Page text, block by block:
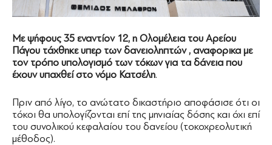
Με ψήφους 35 εναντίον 12, η Ολομέλεια του Αρείου
Πάγου τάχθηκε υπερ των δανειοληπτών , αναφορικα με
τον τρόπο υπολογισμό των τόκων για τα δάνεια που
έχουν υπαχθεί στο νόμο Κατσέλη.
Πριν από λίγο, το ανώτατο δικαστήριο αποφάσισε ότι οι
τόκοι θα υπολογίζονται επί της μηνιαίας δόσης και όχι επί
του συνολικού κεφαλαίου του δανείου (τοκοχρεολυτική
μέθοδος).